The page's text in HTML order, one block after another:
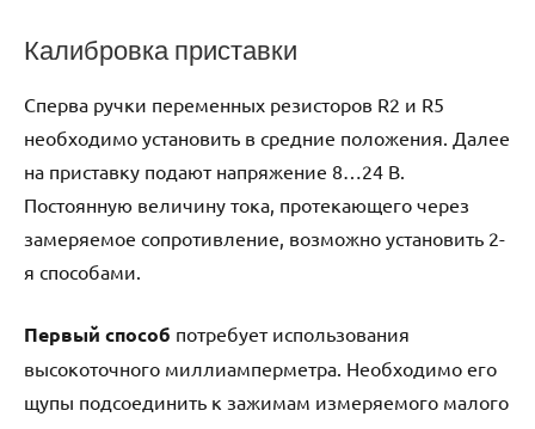
Калибровка приставки
Сперва ручки переменных резисторов R2 и R5
необходимо установить в средние положения. Далее
на приставку подают напряжение 8…24 В.
Постоянную величину тока, протекающего через
замеряемое сопротивление, возможно установить 2-
я способами.
Первый способ потребует использования
высокоточного миллиамперметра. Необходимо его
щупы подсоединить к зажимам измеряемого малого